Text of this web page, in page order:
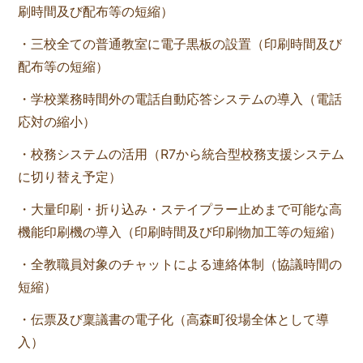
刷時間及び配布等の短縮）
・三校全ての普通教室に電子黒板の設置（印刷時間及び
配布等の短縮）
・学校業務時間外の電話自動応答システムの導入（電話
応対の縮小）
・校務システムの活用（R7から統合型校務支援システム
に切り替え予定）
・大量印刷・折り込み・ステイプラー止めまで可能な高
機能印刷機の導入（印刷時間及び印刷物加工等の短縮）
・全教職員対象のチャットによる連絡体制（協議時間の
短縮）
・伝票及び稟議書の電子化（高森町役場全体として導
入）